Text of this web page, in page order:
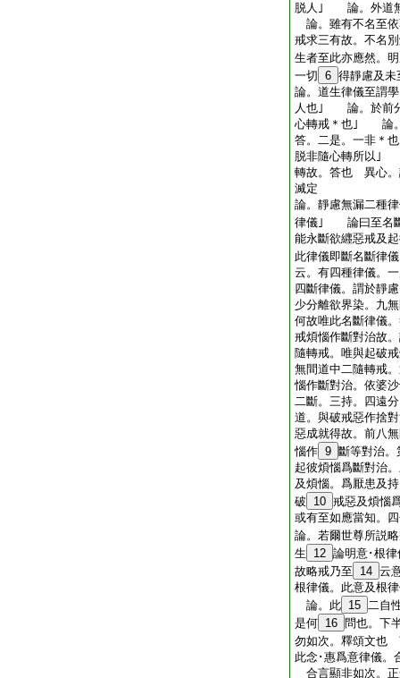
脱人｣ 論。外道無
論。雖有不名至
戒求三有故。不
生者至此亦應然。
一切 6 得靜慮及未
論。道生律儀至謂
人也｣ 論。於前
心轉戒＊也｣ 論。
答。二是。一非＊
脱非隨心轉所以｣
轉故。答也 異心
滅定
論。靜慮無漏二種
律儀｣ 論曰至名
能永斷欲纒惡戒及
此律儀即斷名斷律
云。有四種律儀。
四斷律儀。謂於靜
少分離欲界染。九
何故唯此名斷律儀
戒煩惱作斷對治故
隨轉戒。唯與起破
無間道中二隨轉戒
惱作斷對治。依婆
二斷。三持。四遠
道。與破戒惡作捨
惡成就得故。前八
惱作 9 斷等對治
起彼煩惱爲斷對治
及煩惱。爲厭患及
破
10 戒惡及煩
或有至如應當知。
論。若爾世尊所説
生
12 論明意･根
故略戒乃至
14 云
根律儀。此意及根
論。此 15 二自
是何 16 問也。下
勿如次。釋頌文也
此念･惠爲意律儀。
合言顯非如次。